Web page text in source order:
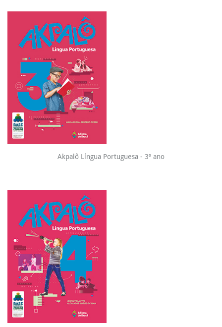
Akpalô Língua Portuguesa - 3º ano